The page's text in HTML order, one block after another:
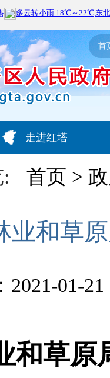
首
走进红塔
首页 >
业和草
01-21
和草原